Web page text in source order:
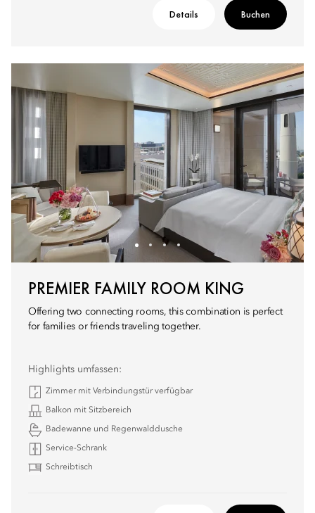
Details Buchen
PREMIER FAMILY ROOM KING
Offering two connecting rooms, this combination is perfect
for families or friends traveling together.
Highlights umfassen:
Zimmer mit Verbindungstür verfügbar
Balkon mit Sitzbereich
Badewanne und Regenwalddusche
Service-Schrank
Schreibtisch